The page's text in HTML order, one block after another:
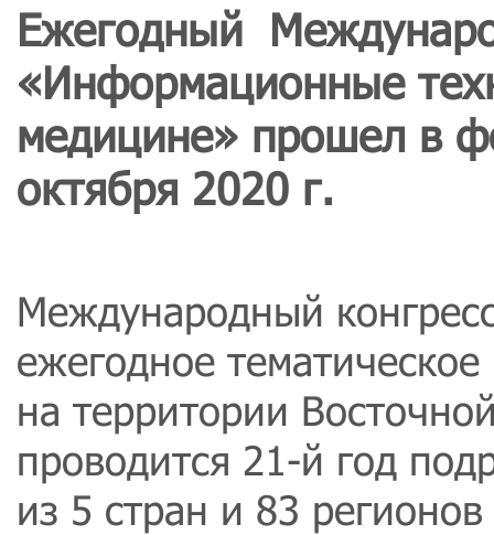
Ежегодный
«Информационные
медицине» прошел в
октября 2020 г.
Международный
ежегодное
на территории
проводится 21-й год
из 5 стран и 83